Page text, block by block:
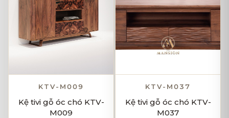
KTV-M009
Kệ tivi gỗ óc chó KTV-
M009
KTV-M037
Kệ tivi gỗ óc chó KTV-
M037